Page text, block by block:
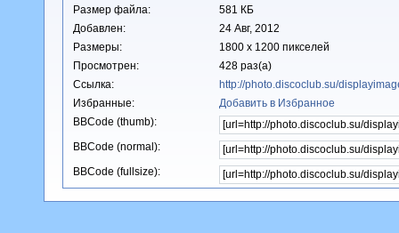
Размер файла:
581 КБ
Добавлен:
24 Авг, 2012
Размеры:
1800 x 1200 пикселей
Просмотрен:
428 раз(а)
Ссылка:
http://photo.discoclub.su/
Избранные:
Добавить в Избранное
BBCode (thumb):
BBCode (normal):
BBCode (fullsize):